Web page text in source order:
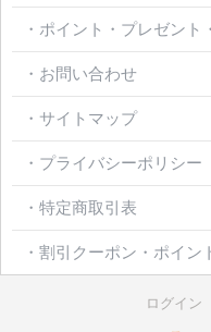
・ポイント・プレゼント
・お問い合わせ
・サイトマップ
・プライバシーポリシー
・特定商取引表
・割引クーポン・ポイン
ログイン